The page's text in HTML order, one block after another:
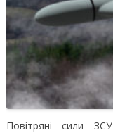
Повітряні сили